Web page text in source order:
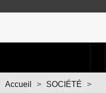
Accueil > SOCIÉTÉ
>